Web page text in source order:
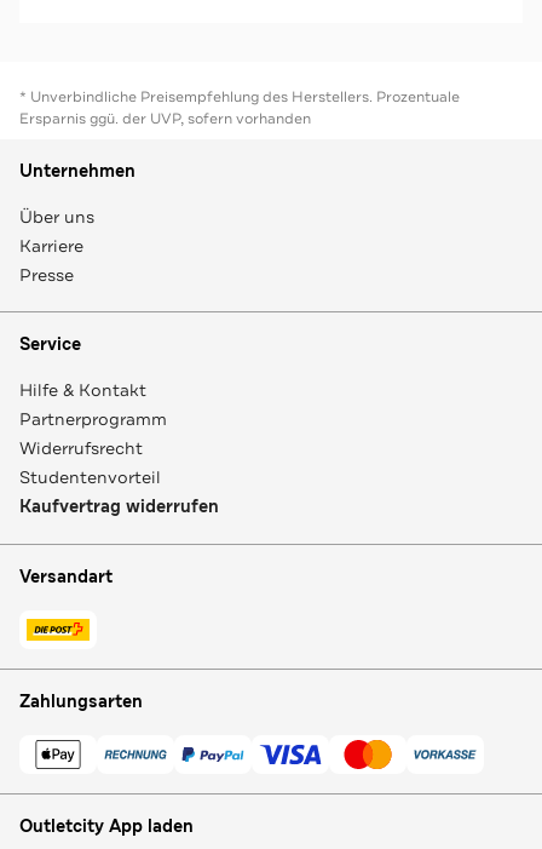
* Unverbindliche Preisempfehlung des Herstellers. Prozentuale
Ersparnis ggü. der UVP, sofern vorhanden
Unternehmen
Über uns
Karriere
Presse
Service
Hilfe & Kontakt
Partnerprogramm
Widerrufsrecht
Studentenvorteil
Kaufvertrag widerrufen
Versandart
Zahlungsarten
Outletcity App laden